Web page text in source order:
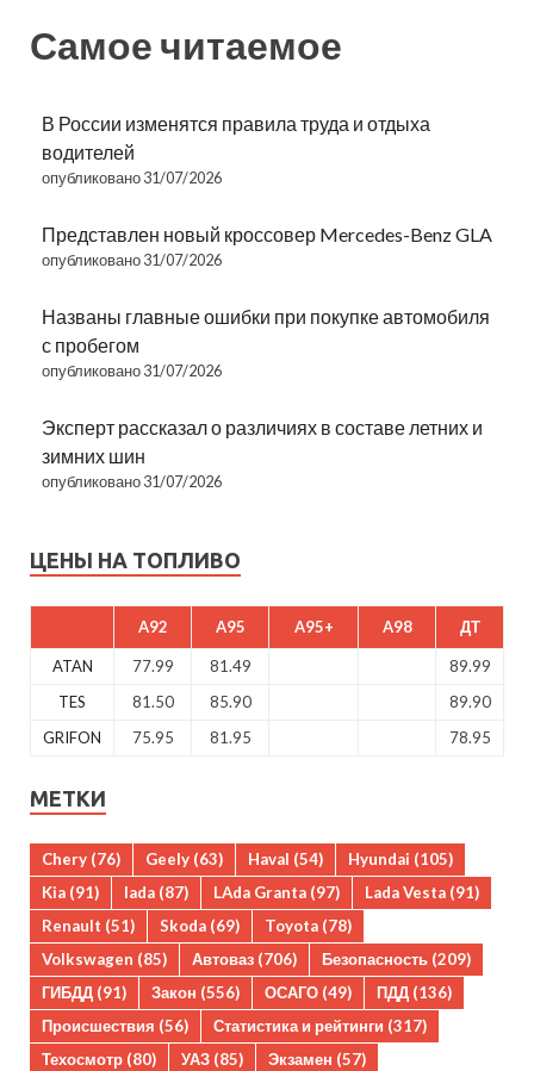
Самое читаемое
В России изменятся правила труда и отдыха
водителей
опубликовано 31/07/2026
Представлен новый кроссовер Mercedes-Benz GLA
опубликовано 31/07/2026
Названы главные ошибки при покупке автомобиля
с пробегом
опубликовано 31/07/2026
Эксперт рассказал о различиях в составе летних и
зимних шин
опубликовано 31/07/2026
ЦЕНЫ НА ТОПЛИВО
A92 A95 A95+ A98 ДТ
ATAN 77.99 81.49
89.99
TES
81.50 85.90
89.90
GRIFON
75.95 81.95 78.95
МЕТКИ
Chery (76) Geely (63) Haval (54) Hyundai (105)
Kia (91) lada (87) LAda Granta (97) Lada Vesta (91)
Renault (51) Skoda (69) Toyota (78)
Volkswagen (85) Автоваз (706) Безопасность (209)
ГИБДД (91) Закон (556) ОСАГО (49) ПДД (136)
Происшествия (56) Статистика и рейтинги (317)
Техосмотр (80) УАЗ (85) Экзамен (57)